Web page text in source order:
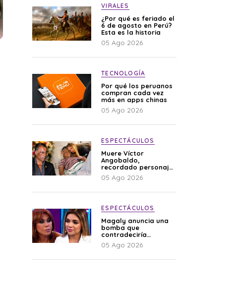
VIRALES
¿Por qué es feriado el
6 de agosto en Perú?
Esta es la historia
05 Ago 2026
TECNOLOGÍA
Por qué los peruanos
compran cada vez
más en apps chinas
05 Ago 2026
ESPECTÁCULOS
Muere Víctor
Angobaldo,
recordado personaje
de la farándula y
expareja de Shirley
05 Ago 2026
ESPECTÁCULOS
Magaly anuncia una
bomba que
contradeciría
comunicado de La
Bella Luz: “Hay un
05 Ago 2026